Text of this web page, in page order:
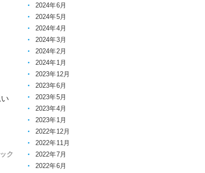
ク
2024年6月
2024年5月
2024年4月
2024年3月
2024年2月
2024年1月
2023年12月
2023年6月
2023年5月
2023年4月
2023年1月
2022年12月
2022年11月
2022年7月
2022年6月